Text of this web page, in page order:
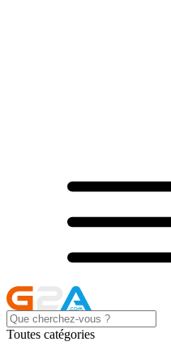
Toutes catégories